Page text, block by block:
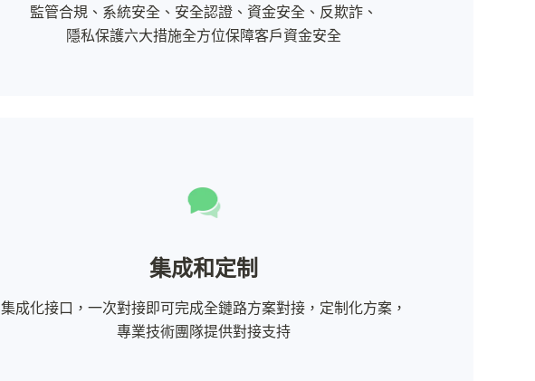
監管合規、系統安全、安全認證、資金安全、反欺詐、
隱私保護六大措施全方位保障客戶資金安全
集成和定制
集成化接口，一次對接即可完成全鏈路方案對接，定制化方案，
專業技術團隊提供對接支持